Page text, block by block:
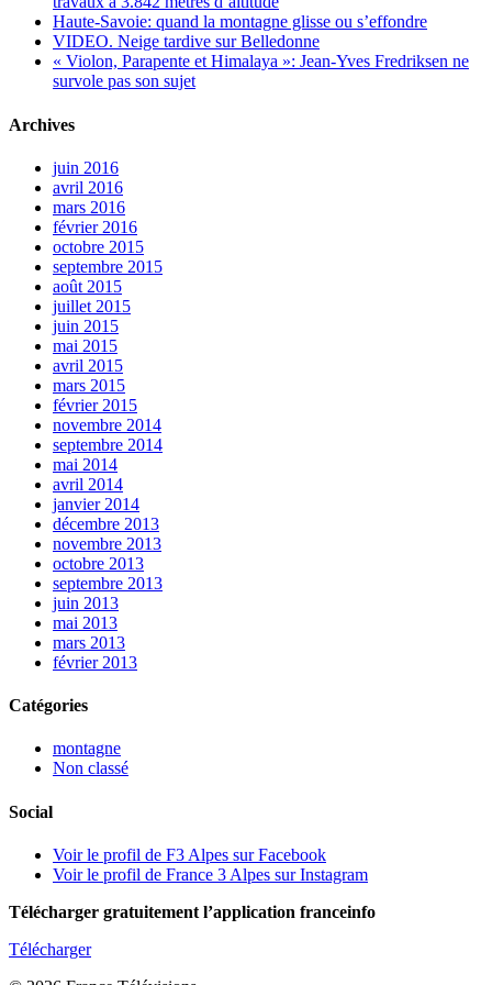
Haute-Savoie: quand la montagne glisse ou s’effondre
VIDEO. Neige tardive sur Belledonne
« Violon, Parapente et Himalaya »: Jean-Yves Fredriksen ne
survole pas son sujet
Archives
juin 2016
avril 2016
mars 2016
février 2016
octobre 2015
septembre 2015
août 2015
juillet 2015
juin 2015
mai 2015
avril 2015
mars 2015
février 2015
novembre 2014
septembre 2014
mai 2014
avril 2014
janvier 2014
décembre 2013
novembre 2013
octobre 2013
septembre 2013
juin 2013
mai 2013
mars 2013
février 2013
Catégories
montagne
Non classé
Social
Voir le profil de F3 Alpes sur Facebook
Voir le profil de France 3 Alpes sur Instagram
Télécharger gratuitement l’application franceinfo
Télécharger